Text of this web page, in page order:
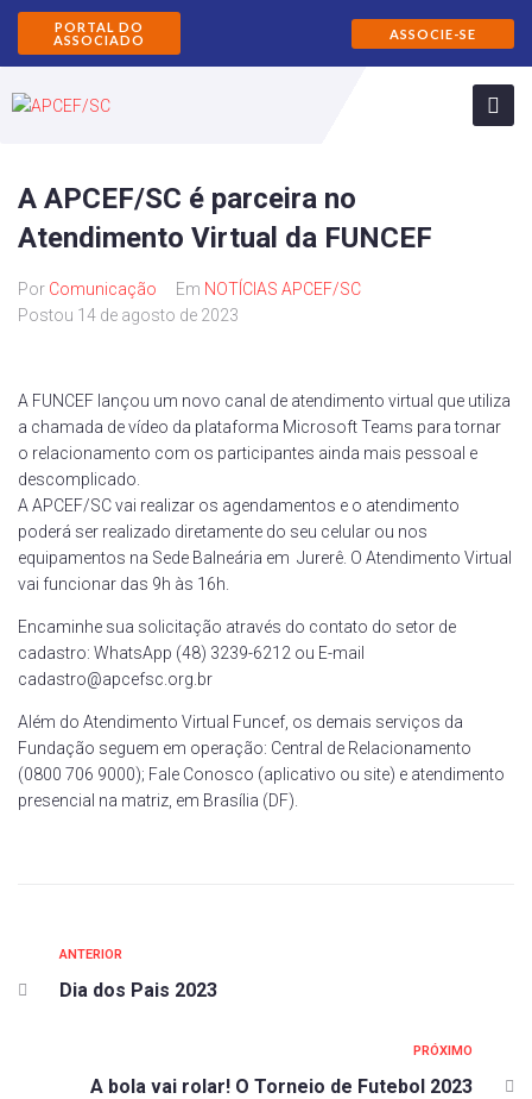
PORTAL DO
ASSOCIADO
ASSOCIE-SE
A APCEF/SC é parceira no
Atendimento Virtual da FUNCEF
Por Comunicação Em NOTÍCIAS APCEF/SC
Postou 14 de agosto de 2023
A FUNCEF lançou um novo canal de atendimento virtual que utiliza
a chamada de vídeo da plataforma Microsoft Teams para tornar
o relacionamento com os participantes ainda mais pessoal e
descomplicado.
A APCEF/SC vai realizar os agendamentos e o atendimento
poderá ser realizado diretamente do seu celular ou nos
equipamentos na Sede Balneária em Jurerê. O Atendimento Virtual
vai funcionar das 9h às 16h.
Encaminhe sua solicitação através do contato do setor de
cadastro: WhatsApp (48) 3239-6212 ou E-mail
cadastro@apcefsc.org.br
Além do Atendimento Virtual Funcef, os demais serviços da
Fundação seguem em operação: Central de Relacionamento
(0800 706 9000); Fale Conosco (aplicativo ou site) e atendimento
presencial na matriz, em Brasília (DF).
ANTERIOR
Dia dos Pais 2023
PRÓXIMO
A bola vai rolar! O Torneio de Futebol 2023